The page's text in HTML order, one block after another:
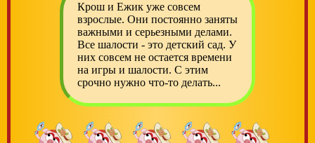
Крош и Ежик уже совсем
взрослые. Они постоянно заняты
важными и серьезными делами.
Все шалости - это детский сад. У
них совсем не остается времени
на игры и шалости. С этим
срочно нужно что-то делать...